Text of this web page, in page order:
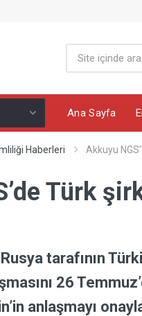
Ana Sayfa
Haberleri Akkuyu
Türk
tarafının
26
anlaşmayı